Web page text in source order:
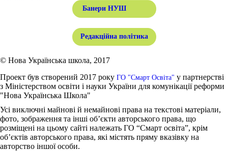
Банери НУШ
Редакційна політика
© Нова Українська школа, 2017
Проект був створений 2017 року ГО "Смарт Освіта" у партнерстві
з Міністерством освіти і науки України для комунікації реформи
"Нова Українська Школа"
Усі виключні майнові й немайнові права на текстові матеріали,
фото, зображення та інші об’єкти авторського права, що
розміщені на цьому сайті належать ГО “Смарт освіта”, крім
об’єктів авторського права, які містять пряму вказівку на
авторство іншої особи.